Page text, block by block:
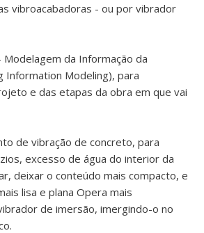
vibroacabadoras - ou por vibrador
da Informação da
Information Modeling), para
e das etapas da obra em que vai
de vibração de concreto, para
excesso de água do interior da
deixar o conteúdo mais compacto, e
lisa e plana Opera mais
de imersão, imergindo-o no